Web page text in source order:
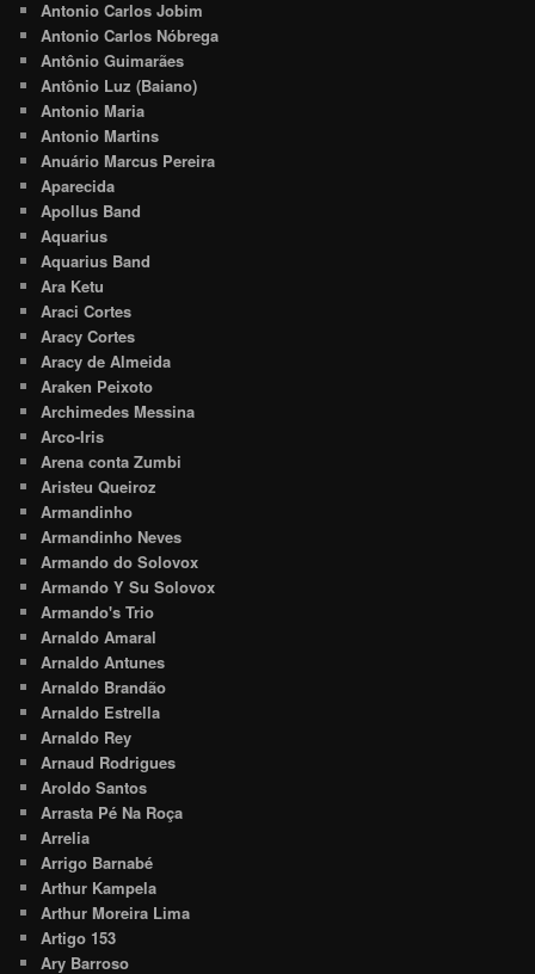
Antonio Carlos Jobim
Antonio Carlos Nóbrega
Antônio Guimarães
Antônio Luz (Baiano)
Antonio Maria
Antonio Martins
Anuário Marcus Pereira
Aparecida
Apollus Band
Aquarius
Aquarius Band
Ara Ketu
Araci Cortes
Aracy Cortes
Aracy de Almeida
Araken Peixoto
Archimedes Messina
Arco-Iris
Arena conta Zumbi
Aristeu Queiroz
Armandinho
Armandinho Neves
Armando do Solovox
Armando Y Su Solovox
Armando's Trio
Arnaldo Amaral
Arnaldo Antunes
Arnaldo Brandão
Arnaldo Estrella
Arnaldo Rey
Arnaud Rodrigues
Aroldo Santos
Arrasta Pé Na Roça
Arrelia
Arrigo Barnabé
Arthur Kampela
Arthur Moreira Lima
Artigo 153
Ary Barroso